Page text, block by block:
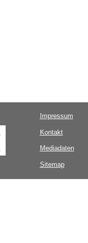
Impressum
Kontakt
Mediadaten
Sitemap